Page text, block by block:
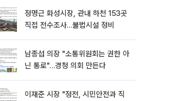
정명근 화성시장, 관내 하천 153곳
직접 전수조사…불법시설 정비
남종섭 의장 "소통위원회는 권한 아
닌 통로"…경청 의회 만든다
이재준 시장 "정전, 시민안전과 직